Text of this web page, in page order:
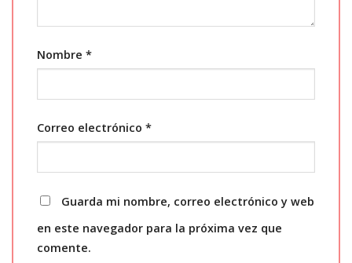
Nombre *
Correo electrónico *
Guarda mi nombre, correo electrónico y web
en este navegador para la próxima vez que
comente.